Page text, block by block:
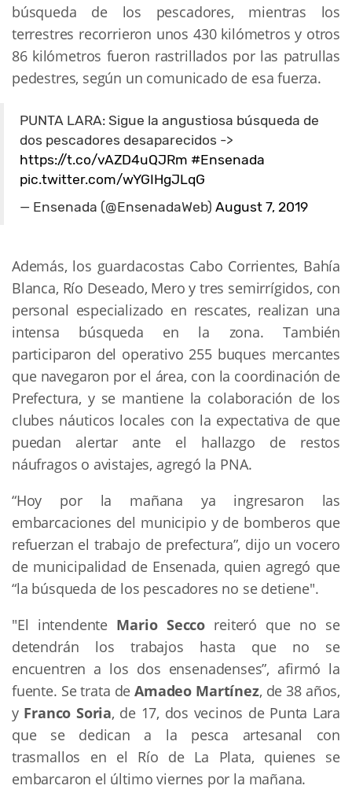
búsqueda de los pescadores, mientras los
terrestres recorrieron unos 430 kilómetros y otros
86 kilómetros fueron rastrillados por las patrullas
pedestres, según un comunicado de esa fuerza.
PUNTA LARA: Sigue la angustiosa búsqueda de
dos pescadores desaparecidos ->
https://t.co/vAZD4uQJRm #Ensenada
pic.twitter.com/wYGIHgJLqG
— Ensenada (@EnsenadaWeb) August 7, 2019
Además, los guardacostas Cabo Corrientes, Bahía
Blanca, Río Deseado, Mero y tres semirrígidos, con
personal especializado en rescates, realizan una
intensa búsqueda en la zona. También
participaron del operativo 255 buques mercantes
que navegaron por el área, con la coordinación de
Prefectura, y se mantiene la colaboración de los
clubes náuticos locales con la expectativa de que
puedan alertar ante el hallazgo de restos
náufragos o avistajes, agregó la PNA.
“Hoy por la mañana ya ingresaron las
embarcaciones del municipio y de bomberos que
refuerzan el trabajo de prefectura”, dijo un vocero
de municipalidad de Ensenada, quien agregó que
“la búsqueda de los pescadores no se detiene".
"El intendente Mario Secco reiteró que no se
detendrán los trabajos hasta que no se
encuentren a los dos ensenadenses”, afirmó la
fuente. Se trata deAmadeo Martínez, de 38 años,
y Franco Soria, de 17, dos vecinos de Punta Lara
que se dedican a la pesca artesanal con
trasmallos en el Río de La Plata, quienes se
embarcaron el último viernes por la mañana.